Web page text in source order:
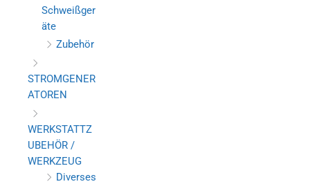
Schweißger
äte
Zubehör
STROMGENER
ATOREN
WERKSTATTZ
UBEHÖR /
WERKZEUG
Diverses